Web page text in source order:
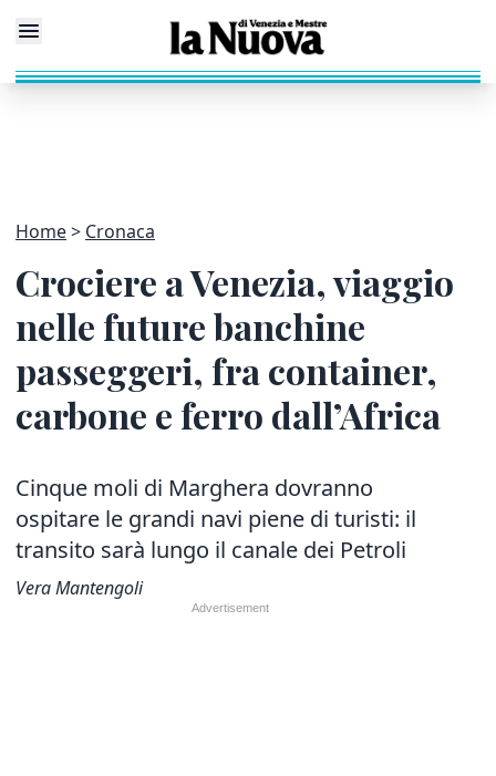
Home Cronaca
Crociere a Venezia, viaggio
nelle future banchine
passeggeri, fra container,
carbone e ferro dall’Africa
Cinque moli di Marghera dovranno
ospitare le grandi navi piene di turisti: il
transito sarà lungo il canale dei Petroli
Vera Mantengoli